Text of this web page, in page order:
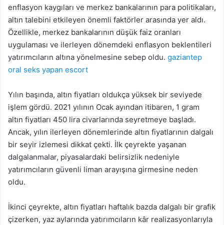
enflasyon kaygıları ve merkez bankalarının para politikaları,
altın talebini etkileyen önemli faktörler arasında yer aldı.
Özellikle, merkez bankalarının düşük faiz oranları
uygulaması ve ilerleyen dönemdeki enflasyon beklentileri
yatırımcıların altına yönelmesine sebep oldu. gaziantep
oral seks yapan escort
Yılın başında, altın fiyatları oldukça yüksek bir seviyede
işlem gördü. 2021 yılının Ocak ayından itibaren, 1 gram
altın fiyatları 450 lira civarlarında seyretmeye başladı.
Ancak, yılın ilerleyen dönemlerinde altın fiyatlarının dalgalı
bir seyir izlemesi dikkat çekti. İlk çeyrekte yaşanan
dalgalanmalar, piyasalardaki belirsizlik nedeniyle
yatırımcıların güvenli liman arayışına girmesine neden
oldu.
İkinci çeyrekte, altın fiyatları haftalık bazda dalgalı bir grafik
çizerken, yaz aylarında yatırımcıların kâr realizasyonlarıyla